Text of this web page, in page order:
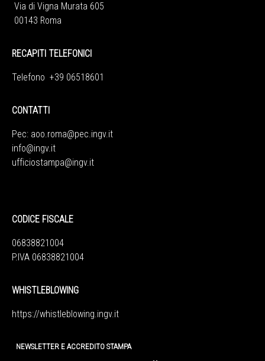
Via di Vigna Murata 605
00143 Roma
RECAPITI TELEFONICI
Telefono +39 06518601
CONTATTI
Pec: aoo.roma@pec.ingv.it
info@ingv.it
ufficiostampa@ingv.it
CODICE FISCALE
06838821004
P.IVA 06838821004
WHISTLEBLOWING
https://whistleblowing.ingv.it
NEWSLETTER E ACCREDITO STAMPA